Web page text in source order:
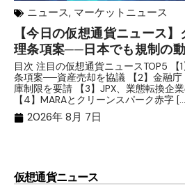
ニュース, マーケットニュース
【今日の仮想通貨ニュース
理条項案──日本でも規制の
目次 注目の仮想通貨ニュースTOP5 【
条項案──資産売却を協議 【2】金融庁
庫制限を要請 【3】JPX、業態転換企
【4】MARAとクリーンスパーク赤字
2026年 8月 7日
仮想通貨ニュース